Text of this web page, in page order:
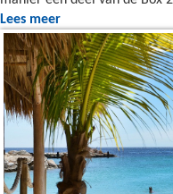
Lees meer